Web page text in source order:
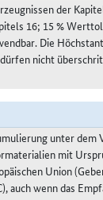
der
16; 15 %
Die
nicht
unter dem
mit
Union
auch wenn das